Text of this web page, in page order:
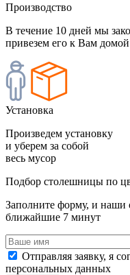
Производство
В течение 10 дней мы
привезем его к Вам домой
Установка
Произведем установку
и уберем за собой
весь мусор
Подбор столешницы по
Заполните форму, и наши
ближайшие 7 минут
Отправляя заявку, я
персональных данных